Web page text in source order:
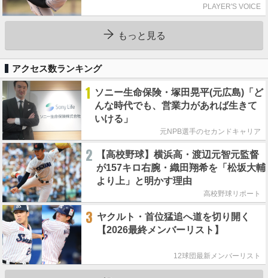
PLAYER'S VOICE
もっと見る
アクセス数ランキング
1 ソニー生命保険・塚田晃平(元広島)「ど
んな時代でも、営業力があれば生きて
いける」
元NPB選手のセカンドキャリア
2
【高校野球】横浜高・渡辺元智元監督
が157キロ右腕・織田翔希を「松坂大輔
より上」と明かす理由
高校野球リポート
3 ヤクルト・首位猛追へ道を切り開く
【2026最終メンバーリスト】
12球団最新メンバーリスト